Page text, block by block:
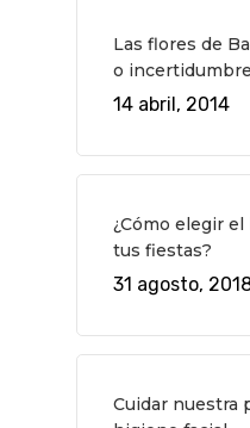
Las flores de
o
14 abril, 2014
¿Cómo elegir
tus fiestas?
31 agosto,
Cuidar nuestra